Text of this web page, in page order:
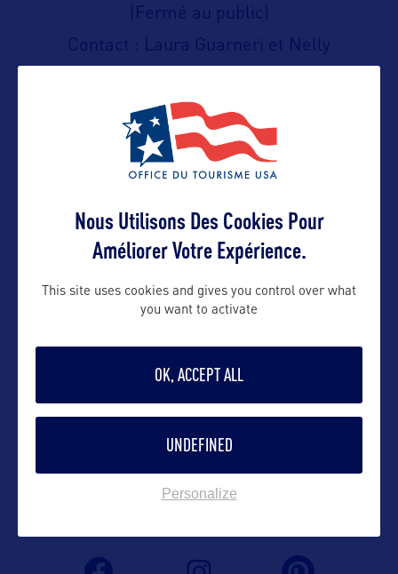
(Fermé au public)
Contact : Laura Guarneri et Nelly
Contact presse
Contact pro
nelly@bworldcom.com
Contact grand public
nelly@bworldcom.com
Nous Utilisons Des Cookies Pour
Améliorer Votre Expérience.
This site uses cookies and gives you control over what
you want to activate
OK, ACCEPT ALL
UNDEFINED
Personalize